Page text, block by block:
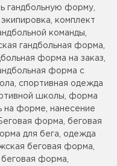
гандбольную форму,
комплект
команды,
гандбольная форма,
форма на заказ,
форма с
спортивная одежда
школы, форма
на форме, нанесение
форма, беговая
для бега, одежда
беговая форма,
форма,